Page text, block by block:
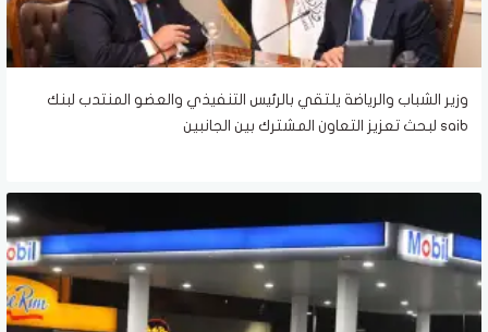
وزير الشباب والرياضة يلتقي بالرئيس التنفيذي والعضو المنتدب لبنك
saib لبحث تعزيز التعاون المشترك بين الجانبين